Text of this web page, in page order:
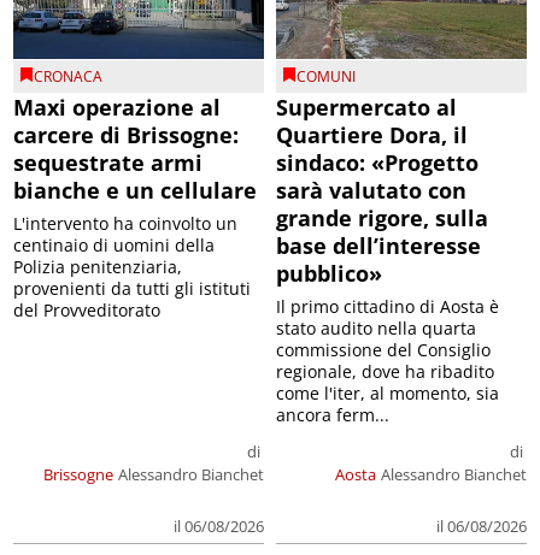
CRONACA
Maxi operazione al
carcere di Brissogne:
sequestrate armi
bianche e un cellulare
Brissogne
di
Alessandro Bianchet
il 06/08/2026
L'intervento ha coinvolto un
centinaio di uomini della
Polizia penitenziaria,
provenienti da tutti gli istituti
del Provveditorato
COMUNI
Supermercato al
Quartiere Dora, il
sindaco: «Progetto
sarà valutato con
grande rigore, sulla
base dell’interesse
pubblico»
Aosta
di
Alessandro Bianchet
il 06/08/2026
Il primo cittadino di Aosta è
stato audito nella quarta
commissione del Consiglio
regionale, dove ha ribadito
come l'iter, al momento, sia
ancora ferm...